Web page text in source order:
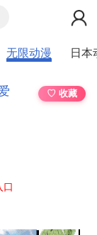
无限动漫 日本
♡ 收藏
口